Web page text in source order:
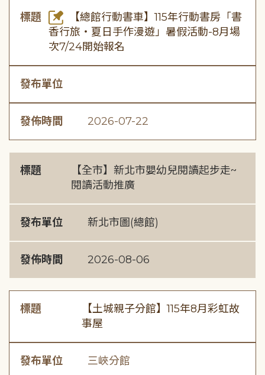
標題
【總館行動書車】115年行動書房「書
香行旅・夏日手作漫遊」暑假活動-8月場
次7/24開始報名
發布單位
發佈時間 2026-07-22
標題
【全市】新北市嬰幼兒閱讀起步走~
閱讀活動推廣
發布單位 新北市圖(總館)
發佈時間 2026-08-06
標題
【土城親子分館】115年8月彩虹故
事屋
發布單位 三峽分館